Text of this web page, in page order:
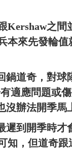
Kershaw之
本來先發輪
鍋道奇，對
適應問題或
辦法開季馬
遲到開季時
知，但道奇跟